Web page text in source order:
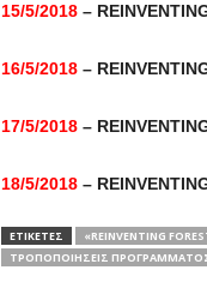
15/5/2018–
16/5/2018–
17/5/2018–
18/5/2018–
ΕΤΙΚΕΤΕΣ «REINVENTING
ΤΡΟΠΟΠΟΙΉΣΕΙΣ ΠΡΟΓΡΆΜΜΑΤΟΣ